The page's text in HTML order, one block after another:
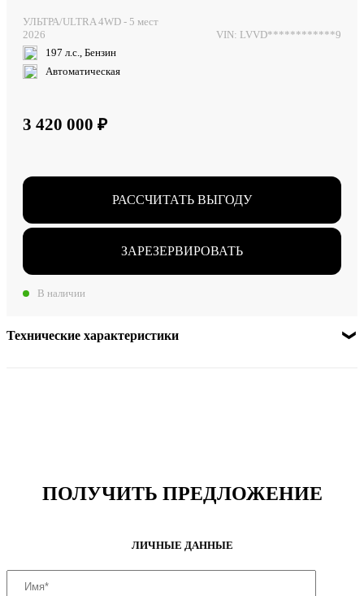
УЛЬТРА/ULTRA 4WD - 5 мест
2026
VIN: LVVD************9
197 л.с., Бензин
Автоматическая
3 420 000 ₽
РАССЧИТАТЬ ВЫГОДУ
ЗАРЕЗЕРВИРОВАТЬ
В наличии
Технические характеристики
ПОЛУЧИТЬ ПРЕДЛОЖЕНИЕ
ЛИЧНЫЕ ДАННЫЕ